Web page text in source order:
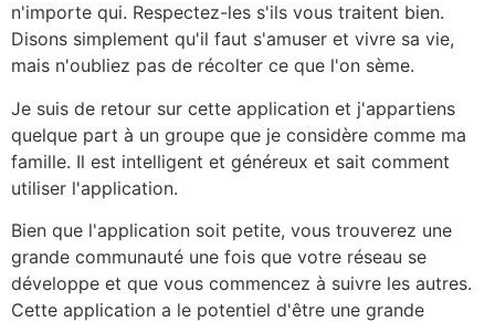
n'importe qui. Respectez-les s'ils vous traitent bien.
Disons simplement qu'il faut s'amuser et vivre sa vie,
mais n'oubliez pas de récolter ce que l'on sème.
Je suis de retour sur cette application et j'appartiens
quelque part à un groupe que je considère comme ma
famille. Il est intelligent et généreux et sait comment
utiliser l'application.
Bien que l'application soit petite, vous trouverez une
grande communauté une fois que votre réseau se
développe et que vous commencez à suivre les autres.
Cette application a le potentiel d'être une grande